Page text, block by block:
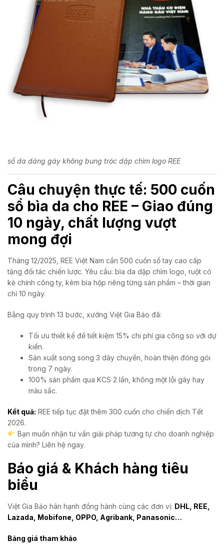
sổ da dáng gáy không bung tróc dập chìm logo REE
Câu chuyện thực tế: 500 cuốn
sổ bìa da cho REE – Giao đúng
10 ngày, chất lượng vượt
mong đợi
Tháng 12/2025, REE Việt Nam cần 500 cuốn sổ tay cao cấp
tặng đối tác chiến lược. Yêu cầu: bìa da dập chìm logo, ruột có
kẻ chỉnh công ty, kèm bìa hộp riêng từng sản phẩm – thời gian
chỉ 10 ngày.
Bằng quy trình 13 bước, xưởng Việt Gia Bảo đã:
Tối ưu thiết kế để tiết kiệm 15% chi phí gia công so với dự
kiến.
Sản xuất song song 3 dây chuyền, hoàn thiện đóng gói
trong 7 ngày.
100% sản phẩm qua KCS 2 lần, không một lỗi gáy hay
màu sắc.
Kết quả: REE tiếp tục đặt thêm 300 cuốn cho chiến dịch Tết
2026.
Bạn muốn nhận tư vấn giải pháp tương tự cho doanh nghiệp
của mình? Liên hệ ngay.
Báo giá & Khách hàng tiêu
biểu
Việt Gia Bảo hân hạnh đồng hành cùng các đơn vị: DHL, REE,
Lazada, Mobifone, OPPO, Agribank, Panasonic…
Bảng giá tham khảo